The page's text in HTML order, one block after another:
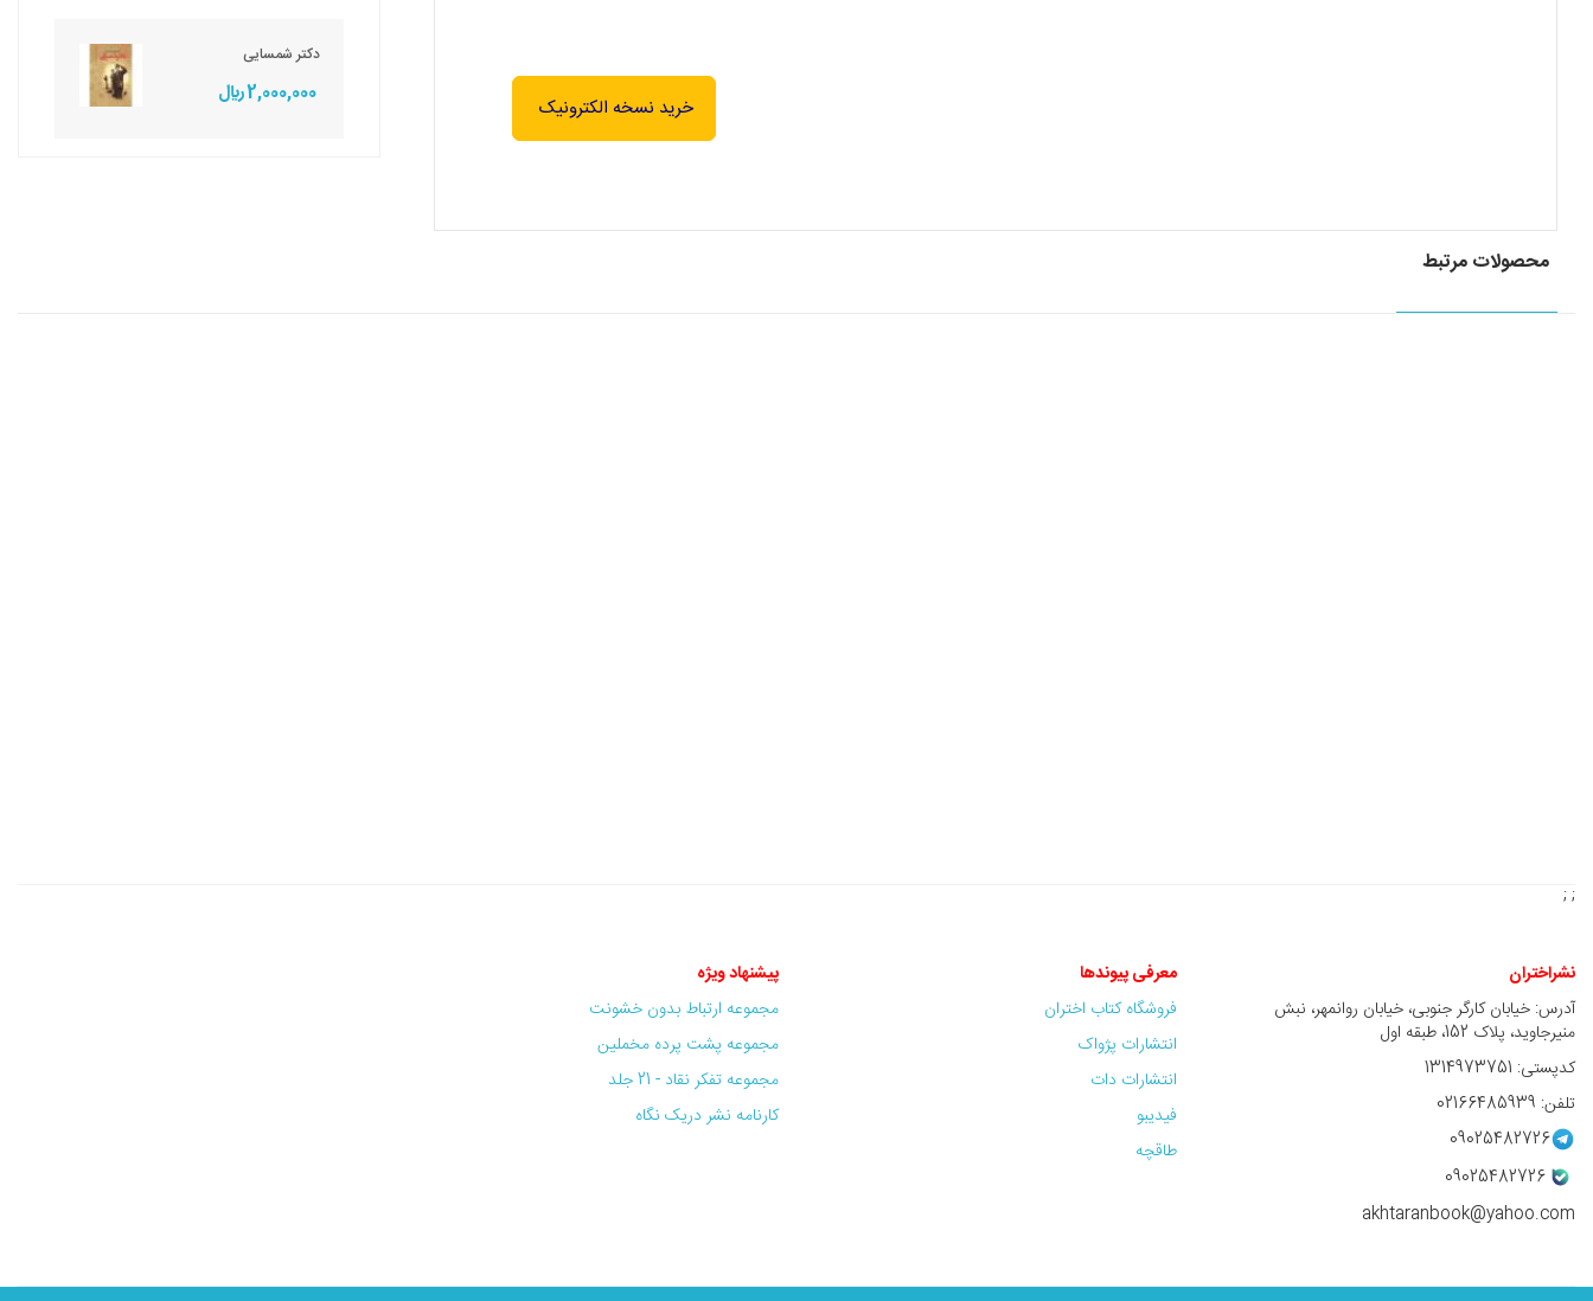
خرید نسخه الکترونیک
دکتر شمسایی
2,000,000 ريال
محصولات مرتبط
; ;
نشراختران
آدرس: خیابان کارگر جنوبی، خیابان روانمهر، نبش
منیرجاوید، پلاک 152، طبقه اول
کدپستی: 1314973751
تلفن: 02166485939
09025482726
09025482726
akhtaranbook@yahoo.com
معرفی پیوندها
فروشگاه کتاب اختران
انتشارات پژواک
انتشارات دات
فیدیبو
طاقچه
پیشنهاد ویژه
مجموعه ارتباط بدون خشونت
مجموعه پشت پرده مخملین
مجموعه تفکر نقاد - 21 جلد
کارنامه نشر دریک نگاه